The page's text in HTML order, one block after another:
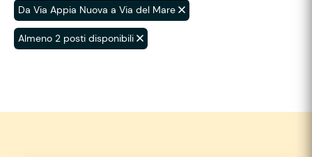
Da Via Appia Nuova a Via del Mare
Almeno 2 posti disponibili